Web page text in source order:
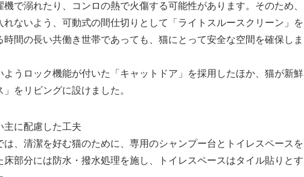
で溺れたり、コンロの熱で火傷する可能性があります。そのため、
ないよう、可動式の間仕切りとして「ライトスルースクリーン」を
間の長い共働き世帯であっても、猫にとって安全な空間を確保しま
うロック機能が付いた「キャットドア」を採用したほか、猫が新鮮
をリビングに設けました。
主に配慮した工夫
、清潔を好む猫のために、専用のシャンプー台とトイレスペースを
部分には防水・撥水処理を施し、トイレスペースはタイル貼りとす